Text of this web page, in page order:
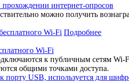
прохождении интернет-опросов
можно получить
Подробнее
Wi-Fi
к публичным сетям
общими точками доступа.